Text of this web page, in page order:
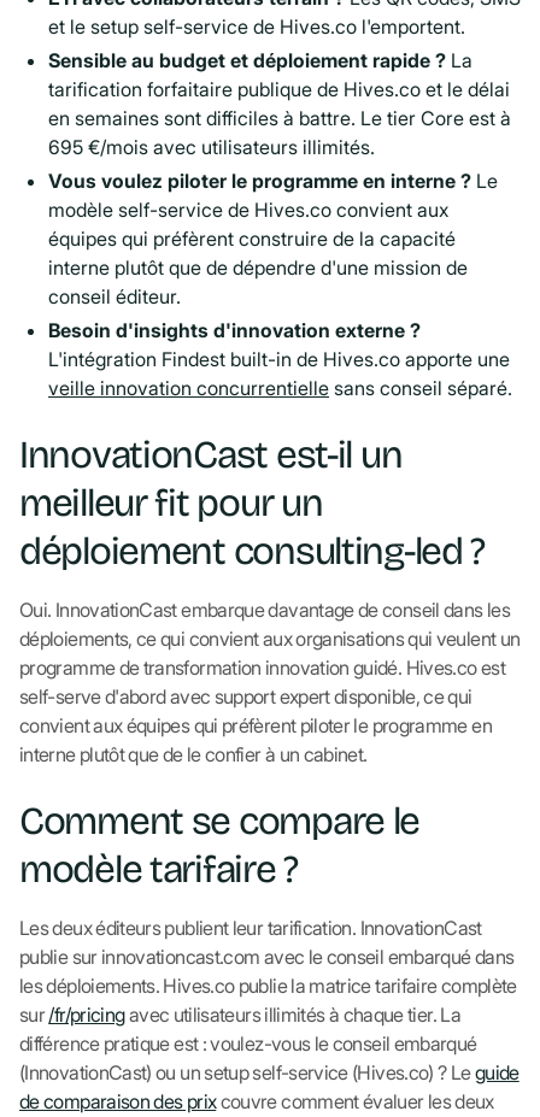
et le setup self-service de Hives.co l'emportent.
Sensible au budget et déploiement rapide ? La
tarification forfaitaire publique de Hives.co et le délai
en semaines sont difficiles à battre. Le tier Core est à
695 €/mois avec utilisateurs illimités.
Vous voulez piloter le programme en interne ? Le
modèle self-service de Hives.co convient aux
équipes qui préfèrent construire de la capacité
interne plutôt que de dépendre d'une mission de
conseil éditeur.
Besoin d'insights d'innovation externe ?
L'intégration Findest built-in de Hives.co apporte une
veille innovation concurrentielle sans conseil séparé.
InnovationCast est-il un
meilleur fit pour un
déploiement consulting-led ?
Oui. InnovationCast embarque davantage de conseil dans les
déploiements, ce qui convient aux organisations qui veulent un
programme de transformation innovation guidé. Hives.co est
self-serve d'abord avec support expert disponible, ce qui
convient aux équipes qui préfèrent piloter le programme en
interne plutôt que de le confier à un cabinet.
Comment se compare le
modèle tarifaire ?
Les deux éditeurs publient leur tarification. InnovationCast
publie sur innovationcast.com avec le conseil embarqué dans
les déploiements. Hives.co publie la matrice tarifaire complète
sur/fr/pricingavec utilisateurs illimités à chaque tier. La
différence pratique est : voulez-vous le conseil embarqué
(InnovationCast) ou un setup self-service (Hives.co) ? Leguide
de comparaison des prixcouvre comment évaluer les deux